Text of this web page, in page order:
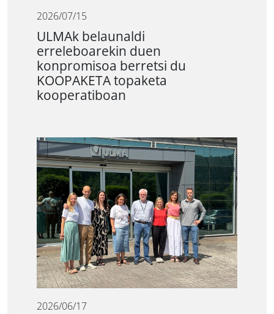
2026/07/15
ULMAk belaunaldi
erreleboarekin duen
konpromisoa berretsi du
KOOPAKETA topaketa
kooperatiboan
2026/06/17